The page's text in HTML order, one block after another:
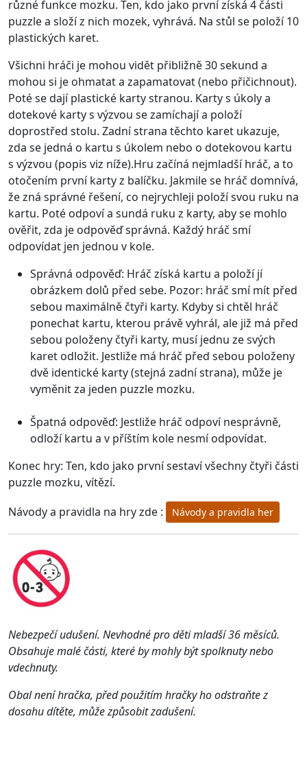
různé funkce mozku. Ten, kdo jako první získá 4 části
puzzle a složí z nich mozek, vyhrává. Na stůl se položí 10
plastických karet.
Všichni hráči je mohou vidět přibližně 30 sekund a
mohou si je ohmatat a zapamatovat (nebo přičichnout).
Poté se dají plastické karty stranou. Karty s úkoly a
dotekové karty s výzvou se zamíchají a položí
doprostřed stolu. Zadní strana těchto karet ukazuje,
zda se jedná o kartu s úkolem nebo o dotekovou kartu
s výzvou (popis viz níže).Hru začíná nejmladší hráč, a to
otočením první karty z balíčku. Jakmile se hráč domnívá,
že zná správné řešení, co nejrychleji položí svou ruku na
kartu. Poté odpoví a sundá ruku z karty, aby se mohlo
ověřit, zda je odpověď správná. Každý hráč smí
odpovídat jen jednou v kole.
Správná odpověď: Hráč získá kartu a položí jí
obrázkem dolů před sebe. Pozor: hráč smí mít před
sebou maximálně čtyři karty. Kdyby si chtěl hráč
ponechat kartu, kterou právě vyhrál, ale již má před
sebou položeny čtyři karty, musí jednu ze svých
karet odložit. Jestliže má hráč před sebou položeny
dvě identické karty (stejná zadní strana), může je
vyměnit za jeden puzzle mozku.
Špatná odpověď: Jestliže hráč odpoví nesprávně,
odloží kartu a v příštím kole nesmí odpovídat.
Konec hry: Ten, kdo jako první sestaví všechny čtyři části
puzzle mozku, vítězí.
Návody a pravidla na hry zde :
Návody a pravidla her
Nebezpečí udušení. Nevhodné pro děti mladší 36 měsíců.
Obsahuje malé části, které by mohly být spolknuty nebo
vdechnuty.
Obal není hračka, před použitím hračky ho odstraňte z
dosahu dítěte, může způsobit zadušení.